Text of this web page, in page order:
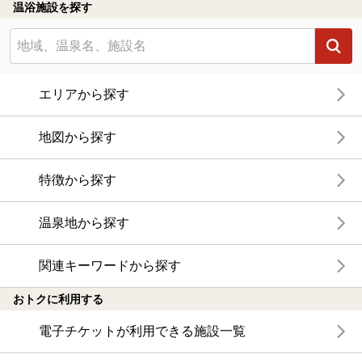
温浴施設を探す
エリアから探す
地図から探す
特徴から探す
温泉地から探す
関連キーワードから探す
おトクに利用する
電子チケットが利用できる施設一覧